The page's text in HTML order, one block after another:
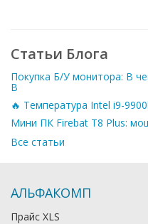
Статьи Блога
Покупка Б/У монитора: В
B
🔥 Температура Intel i9-
Мини ПК Firebat T8 Plus:
Все статьи
АЛЬФАКОМП
Прайс XLS